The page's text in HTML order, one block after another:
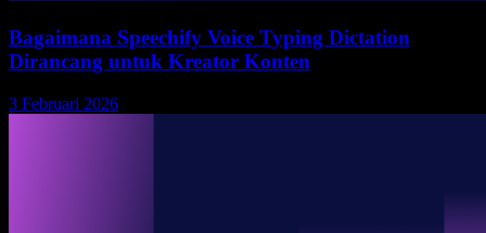
Bagaimana Speechify Voice Typing Dictation
Dirancang untuk Kreator Konten
3 Februari 2026